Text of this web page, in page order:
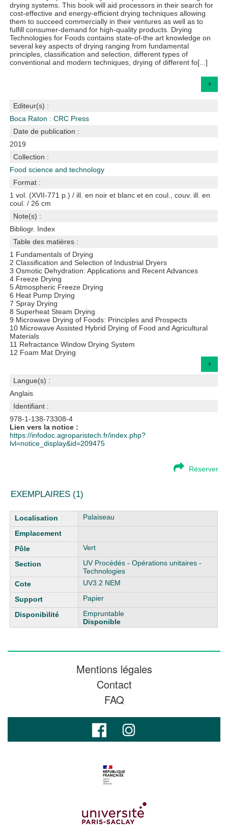
drying systems. This book will aid processors in their search for
cost-effective and energy-efficient drying techniques allowing
them to succeed commercially in their ventures as well as to
fulfill consumer-demand for high-quality products. Drying
Technologies for Foods contains state-of-the art knowledge on
several key aspects of drying ranging from fundamental
principles, classification and selection, different types of
conventional and modern techniques, drying of different fo[...]
+
Editeur(s) :
Boca Raton : CRC Press
Date de publication :
2019
Collection :
Food science and technology
Format :
1 vol. (XVII-771 p.) / ill. en noir et blanc et en coul., couv. ill. en
coul. / 26 cm
Note(s) :
Bibliogr. Index
Table des matières :
1 Fundamentals of Drying
2 Classification and Selection of Industrial Dryers
3 Osmotic Dehydration: Applications and Recent Advances
4 Freeze Drying
5 Atmospheric Freeze Drying
6 Heat Pump Drying
7 Spray Drying
8 Superheat Steam Drying
9 Microwave Drying of Foods: Principles and Prospects
10 Microwave Assisted Hybrid Drying of Food and Agricultural
Materials
11 Refractance Window Drying System
12 Foam Mat Drying
+
Langue(s) :
Anglais
Identifiant :
978-1-138-73308-4
Lien vers la notice :
https://infodoc.agroparistech.fr/index.php?
lvl=notice_display&id=209475
Réserver
EXEMPLAIRES (1)
Liste des exemplaires Palaiseau
Vert
UV Procédés - Opérations unitaires -
Technologies
UV3.2 NEM
Papier
Empruntable
Disponible
Mentions légales
Contact
FAQ